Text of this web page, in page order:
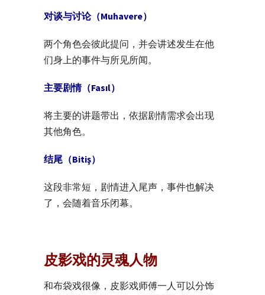
对谈与讨论（Muhavere）
两个角色会彼此提问，并会讲述发生在他
们身上的事件与所见所闻。
主要剧情（Fasıl）
将主要的讲题带出，依据剧情需求会出现
其他角色。
结尾（Bitiş）
这段非常短，剧情进入尾声，事件也解决
了，会随着音乐闭幕。
皮影戏的灵魂人物
和布袋戏很像，皮影戏师傅一人可以分饰